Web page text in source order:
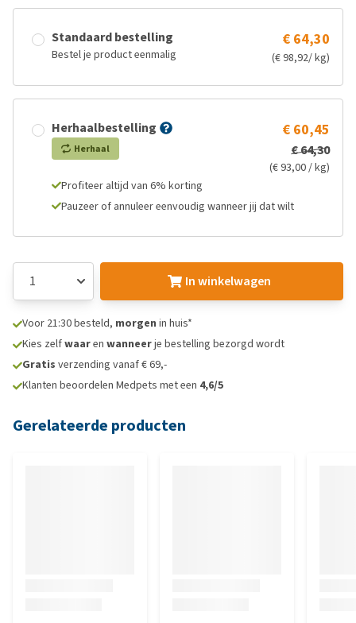
Standaard bestelling
Bestel je product eenmalig
€ 64,30
(€ 98,92/ kg)
Herhaalbestelling
Herhaal
€ 60,45
€ 64,30
(€ 93,00 / kg)
Profiteer altijd van 6% korting
Pauzeer of annuleer eenvoudig wanneer jij dat wilt
In winkelwagen
Voor 21:30 besteld, morgen in huis*
Kies zelfwaaren wanneerje bestelling bezorgd wordt
Gratis verzending vanaf € 69,-
Klanten beoordelen Medpets met een 4,6/5
Gerelateerde producten